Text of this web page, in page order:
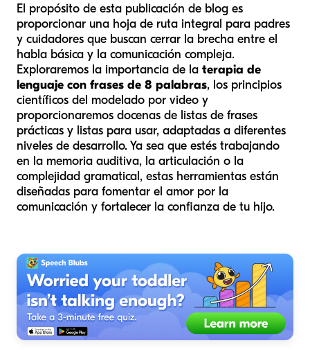
El propósito de esta publicación de blog es
proporcionar una hoja de ruta integral para padres
y cuidadores que buscan cerrar la brecha entre el
habla básica y la comunicación compleja.
Exploraremos la importancia de la terapia de
lenguaje con frases de 8 palabras, los principios
científicos del modelado por video y
proporcionaremos docenas de listas de frases
prácticas y listas para usar, adaptadas a diferentes
niveles de desarrollo. Ya sea que estés trabajando
en la memoria auditiva, la articulación o la
complejidad gramatical, estas herramientas están
diseñadas para fomentar el amor por la
comunicación y fortalecer la confianza de tu hijo.